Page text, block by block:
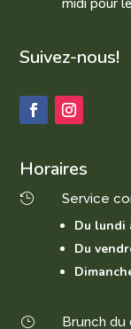
midi pour
Suivez-nous!
Horaires
 Service
Du lundi
Du
} Brunch du